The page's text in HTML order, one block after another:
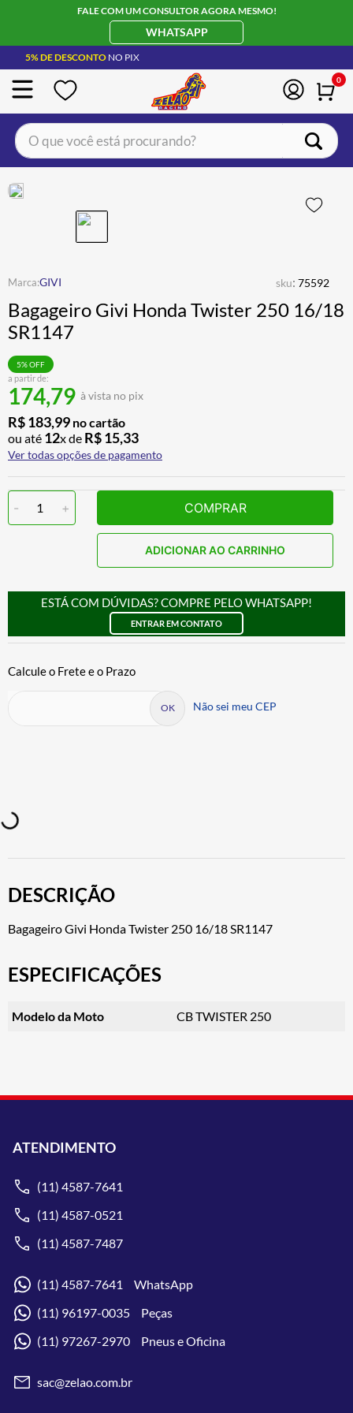
FALE COM UM CONSULTOR AGORA MESMO!
WHATSAPP
5% DE DESCONTO NO PIX
0
O que você está procurando?
GIVI sku: 75592
Bagageiro Givi Honda Twister 250 16/18
SR1147
a partir de:
174,79 à vista no pix
5% OFF
R$183,99 no cartão
ou até 12x de R$15,33
Ver todas opções de pagamento
- 1 + COMPRAR
ADICIONAR AO CARRINHO
ESTÁ COM DÚVIDAS? COMPRE PELO WHATSAPP!
ENTRAR EM CONTATO
Não sei meu CEP
DESCRIÇÃO
Bagageiro Givi Honda Twister 250 16/18 SR1147
ESPECIFICAÇÕES
Modelo da Moto CB TWISTER 250
ATENDIMENTO
(11) 4587-7641
(11) 4587-0521
(11) 4587-7487
(11) 4587-7641 WhatsApp
(11) 96197-0035 Peças
(11) 97267-2970 Pneus e Oficina
sac@zelao.com.br
BOTA
4º ÓCULOS SOLAR
5º LUVA
6º BAU
7º
8º ALPINESTAR
9º AIROH
10º BOTAS